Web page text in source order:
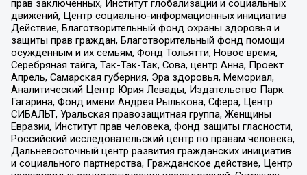
прав заключенных, Институт глобализации и социальных
движений, Центр социально-информационных инициатив
Действие, Благотворительный фонд охраны здоровья и
защиты прав граждан, Благотворительный фонд помощи
осужденным и их семьям, Фонд Тольятти, Новое время,
Серебряная тайга, Так-Так-Так, Сова, центр Анна, Проект
Апрель, Самарская губерния, Эра здоровья, Мемориал,
Аналитический Центр Юрия Левады, Издательство Парк
Гагарина, Фонд имени Андрея Рылькова, Сфера, Центр
СИБАЛЬТ, Уральская правозащитная группа, Женщины
Евразии, Институт прав человека, Фонд защиты гласности,
Российский исследовательский центр по правам человека,
Дальневосточный центр развития гражданских инициатив
и социального партнерства, Гражданское действие, Центр